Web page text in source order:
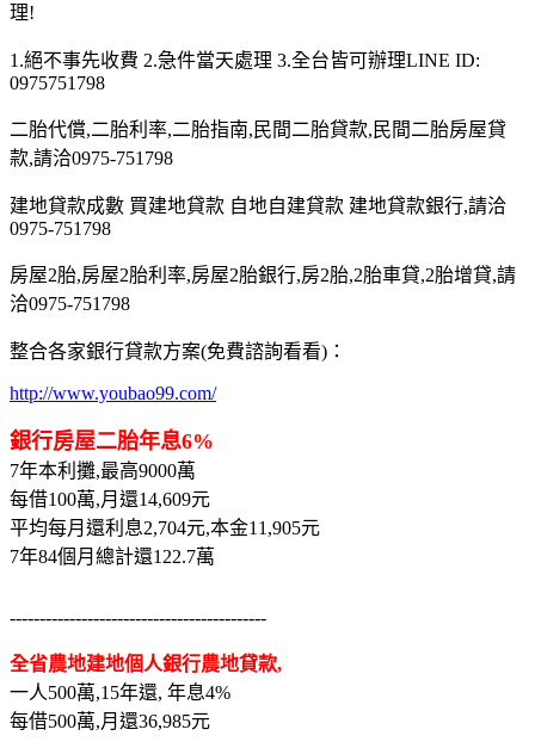
理!
1.絕不事先收費 2.急件當天處理 3.全台皆可辦理LINE ID:
0975751798
二胎代償,二胎利率,二胎指南,民間二胎貸款,民間二胎房屋貸
款,請洽0975-751798
建地貸款成數 買建地貸款 自地自建貸款 建地貸款銀行,請洽
0975-751798
房屋2胎,房屋2胎利率,房屋2胎銀行,房2胎,2胎車貸,2胎增貸,請
洽0975-751798
整合各家銀行貸款方案(免費諮詢看看)：
http://www.youbao99.com/
銀行房屋二胎年息6%
7年本利攤,最高9000萬
每借100萬,月還14,609元
平均每月還利息2,704元,本金11,905元
7年84個月總計還122.7萬
-------------------------------------------
全省農地建地個人銀行農地貸款,
一人500萬,15年還, 年息4%
每借500萬,月還36,985元